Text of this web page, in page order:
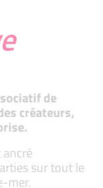
de
créateurs,
sur tout le
mer.